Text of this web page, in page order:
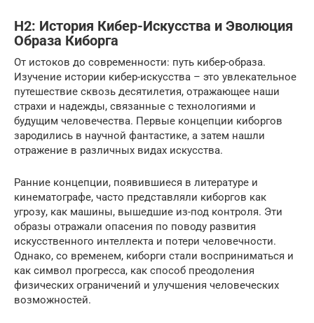
H2: История Кибер-Искусства и Эволюция
Образа Киборга
От истоков до современности: путь кибер-образа.
Изучение истории кибер-искусства – это увлекательное
путешествие сквозь десятилетия, отражающее наши
страхи и надежды, связанные с технологиями и
будущим человечества. Первые концепции киборгов
зародились в научной фантастике, а затем нашли
отражение в различных видах искусства.
Ранние концепции, появившиеся в литературе и
кинематографе, часто представляли киборгов как
угрозу, как машины, вышедшие из-под контроля. Эти
образы отражали опасения по поводу развития
искусственного интеллекта и потери человечности.
Однако, со временем, киборги стали восприниматься и
как символ прогресса, как способ преодоления
физических ограничений и улучшения человеческих
возможностей.